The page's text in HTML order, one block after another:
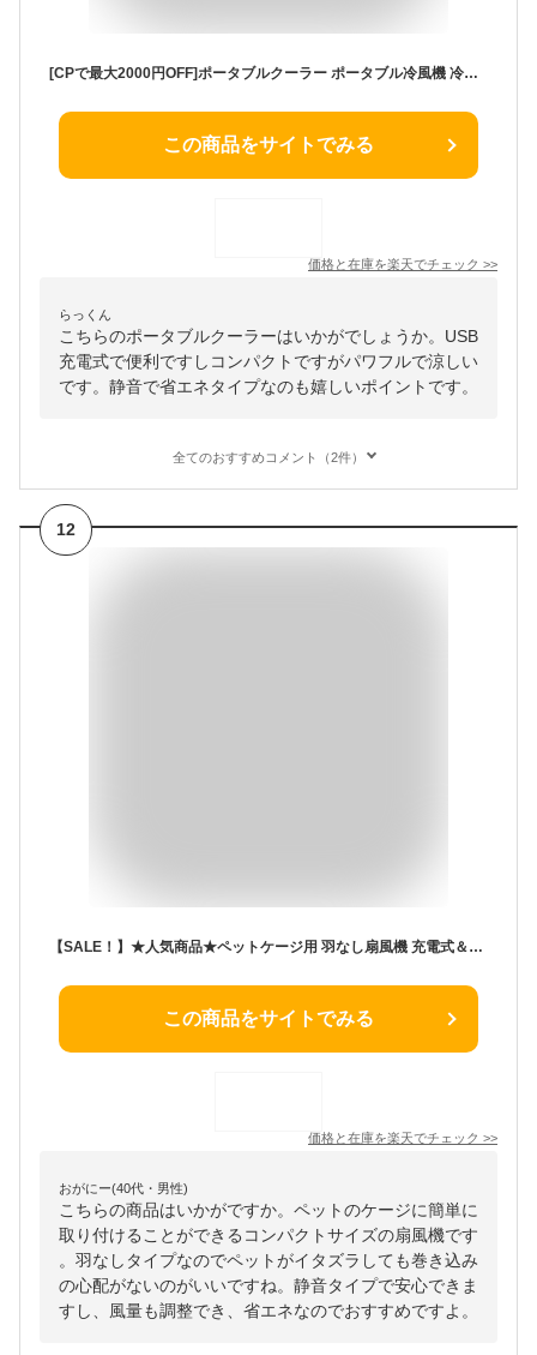
[CPで最大2000円OFF]ポータブルクーラー ポータブル冷風機 冷風扇 卓上 小型 首振り ポータブルエアコン パーソナルクーラー 氷 涼しい 犬 猫 ペット ペットクーラー usb コンパクト 静音 省エネ バッテリー内蔵 充電式 紫外線 除菌 UVライト
この商品をサイトでみる
価格と在庫を楽天でチェック >>
らっくん
こちらのポータブルクーラーはいかがでしょうか。USB
充電式で便利ですしコンパクトですがパワフルで涼しい
です。静音で省エネタイプなのも嬉しいポイントです。
全てのおすすめコメント（2件）
12
【SALE！】★人気商品★ペットケージ用 羽なし扇風機 充電式＆コンセント両用 3 段階風量調整 超静音 20～30dB 犬・うさぎ・小動物暑さ対策 縦置き / 横吊り 2WAY 設置 夏用クーラーファン
この商品をサイトでみる
価格と在庫を楽天でチェック >>
おがにー(40代・男性)
こちらの商品はいかがですか。ペットのケージに簡単に
取り付けることができるコンパクトサイズの扇風機です
。羽なしタイプなのでペットがイタズラしても巻き込み
の心配がないのがいいですね。静音タイプで安心できま
すし、風量も調整でき、省エネなのでおすすめですよ。